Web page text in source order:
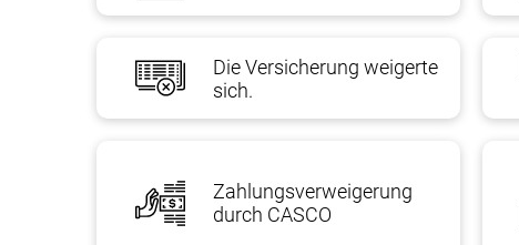
Die Versicherung weigerte
sich.
Zahlungsverweigerung
durch CASCO